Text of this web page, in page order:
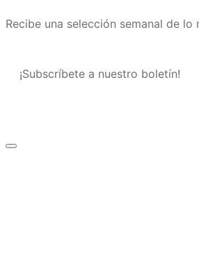
Recibe una selección semanal de lo
¡Subscríbete a nuestro boletín!